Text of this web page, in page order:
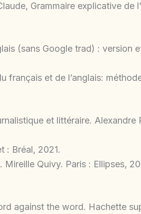
Grammaire explicative de
(sans Google trad) : version
français et de l’anglais:
et littéraire.
: Bréal, 2021.
Quivy. Paris : Ellipses,
against the word. Hachette